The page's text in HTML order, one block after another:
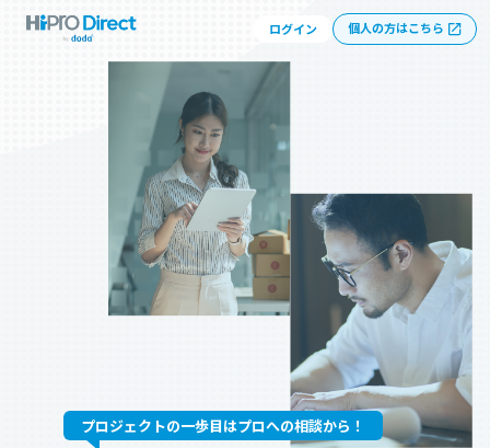
ログイン 個人の方はこちら
プロジェクトの一歩目はプロへの相談から！